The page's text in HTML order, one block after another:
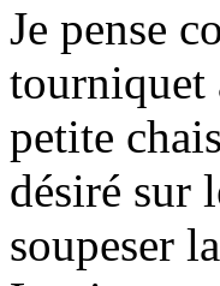
Je pense
tourniquet
petite
désiré sur
soupeser